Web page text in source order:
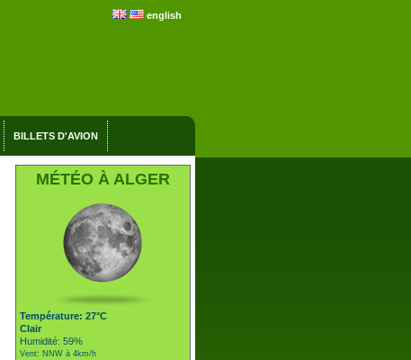
english
BILLETS D'AVION
MÉTÉO À ALGER
Température: 27°C
Clair
Humidité: 59%
Vent: NNW à 4km/h